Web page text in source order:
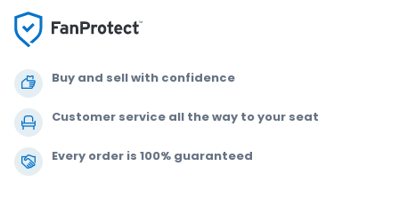
Buy and sell with confidence
Customer service all the way to your seat
Every order is 100% guaranteed